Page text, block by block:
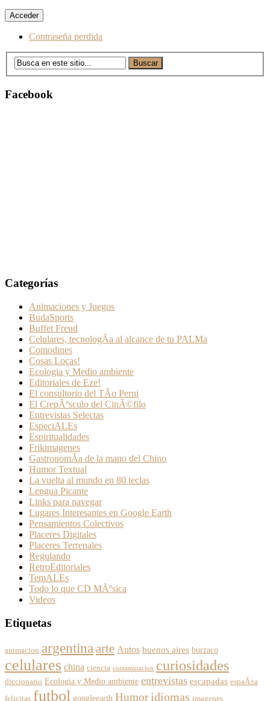
Contraseña perdida
Facebook
Categorías
Animaciones y Juegos
BudaSports
Buffet Freud
Celulares, tecnologÃ­a al alcance de tu PALMa
Comodines
Cosas Locas!
Ecologia y Medio ambiente
Editoriales de Eze!
El consultorio del TÃ­o Perni
El CrepÃºsculo del CinÃ©filo
Entrevistas Selectas
EspeciALEs
Espiritualidades
Frikimagenes
GastronomÃ­a de la mano del Chino
Humor Textual
La vuelta al mundo en 80 teclas
Lengua Picante
Links para navegar
Lugares Interesantes en Google Earth
Pensamientos Colectivos
Placeres Digitales
Placeres Terrenales
Regulando
RetroEditoriales
TemALEs
Todo lo que CD MÃºsica
Videos
Etiquetas
animacion argentinaarte Autos buenos aires burzaco
celulares china ciencia contaminacion curiosidades
diccionario Ecologia y Medio ambiente entrevistas escapadas espaÃ±a
felicitas futbol googleearth Humoridiomas imagenes